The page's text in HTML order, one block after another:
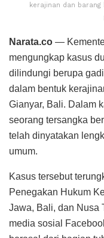
kerajinan dan barang
Narata.co —
mengungkap kasus
dilindungi berupa
dalam bentuk
Gianyar, Bali. Dalam
seorang tersangka
telah dinyatakan
umum.
Kasus tersebut
Penegakan Hukum
Jawa, Bali, dan Nusa
media sosial